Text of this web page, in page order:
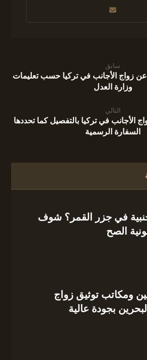
سابق
زواج الأجانب في تركيا حسب تعليمات
وزارة العدل
التالي
الأجانب في تركيا بالتفصيل كما تحددها
السفارة الرسمية
في جزر القمر؟ شوف
الصح
ومكاتب توثيق زواج
بجودة عالية